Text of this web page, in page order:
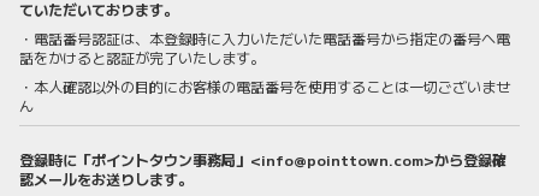
ていただいております。
・電話番号認証は、本登録時に入力いただいた電話番号から指定の番号へ電
話をかけると認証が完了いたします。
・本人確認以外の目的にお客様の電話番号を使用することは一切ございませ
ん
登録時に「ポイントタウン事務局」<info@pointtown.com>から登録確
認メールをお送りします。